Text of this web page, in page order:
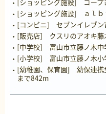
[ショッピング施設] ａｌｂ
[コンビニ] セブンイレブン
[販売店] クスリのアオキ藤
[中学校] 富山市立藤ノ木中
[小学校] 富山市立藤ノ木小
[幼稚園、保育園] 幼保連携
まで842m